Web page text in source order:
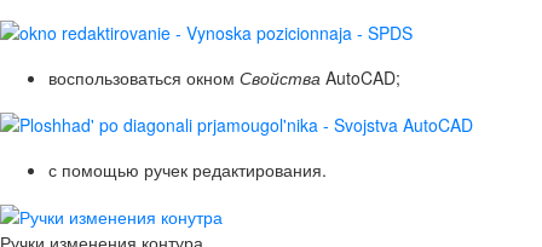
воспользоваться окном Свойства AutoCAD;
с помощью ручек редактирования.